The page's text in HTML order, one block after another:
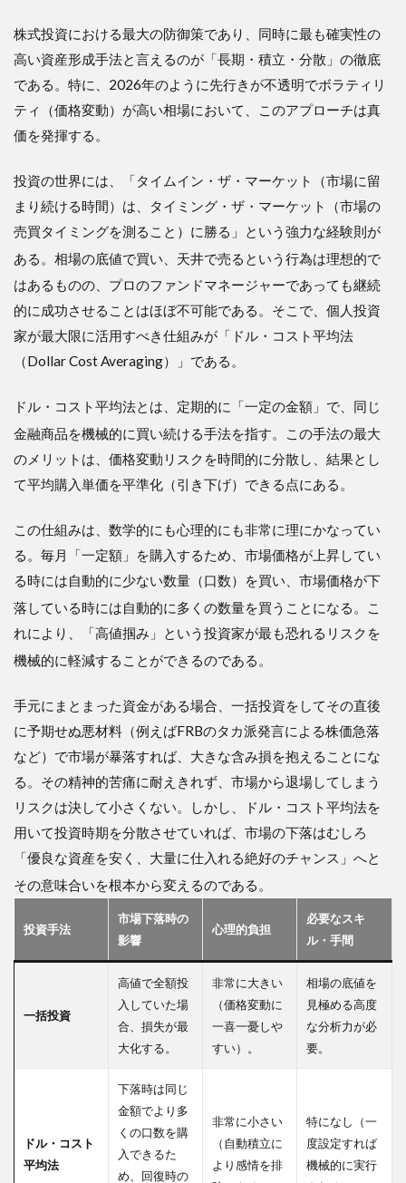
株式投資における最大の防御策であり、同時に最も確実性の
高い資産形成手法と言えるのが「長期・積立・分散」の徹底
である。特に、2026年のように先行きが不透明でボラティリ
ティ（価格変動）が高い相場において、このアプローチは真
価を発揮する。
投資の世界には、「タイムイン・ザ・マーケット（市場に留
まり続ける時間）は、タイミング・ザ・マーケット（市場の
売買タイミングを測ること）に勝る」という強力な経験則が
ある 。相場の底値で買い、天井で売るという行為は理想的で
はあるものの、プロのファンドマネージャーであっても継続
的に成功させることはほぼ不可能である。そこで、個人投資
家が最大限に活用すべき仕組みが「ドル・コスト平均法
（Dollar Cost Averaging）」である。
ドル・コスト平均法とは、定期的に「一定の金額」で、同じ
金融商品を機械的に買い続ける手法を指す。この手法の最大
のメリットは、価格変動リスクを時間的に分散し、結果とし
て平均購入単価を平準化（引き下げ）できる点にある。
この仕組みは、数学的にも心理的にも非常に理にかなってい
る。毎月「一定額」を購入するため、市場価格が上昇してい
る時には自動的に少ない数量（口数）を買い、市場価格が下
落している時には自動的に多くの数量を買うことになる 。こ
れにより、「高値掴み」という投資家が最も恐れるリスクを
機械的に軽減することができるのである 。
手元にまとまった資金がある場合、一括投資をしてその直後
に予期せぬ悪材料（例えばFRBのタカ派発言による株価急落
など）で市場が暴落すれば、大きな含み損を抱えることにな
る。その精神的苦痛に耐えきれず、市場から退場してしまう
リスクは決して小さくない。しかし、ドル・コスト平均法を
用いて投資時期を分散させていれば、市場の下落はむしろ
「優良な資産を安く、大量に仕入れる絶好のチャンス」へと
その意味合いを根本から変えるのである 。
投資手法
市場下落時の
影響
心理的負担
必要なスキ
ル・手間
一括投資
高値で全額投
入していた場
合、損失が最
大化する。
非常に大きい
（価格変動に
一喜一憂しや
すい）。
相場の底値を
見極める高度
な分析力が必
要。
ドル・コスト
平均法
下落時は同じ
金額でより多
くの口数を購
入できるた
め、回復時の
非常に小さい
（自動積立に
より感情を排
特になし（一
度設定すれば
機械的に実行